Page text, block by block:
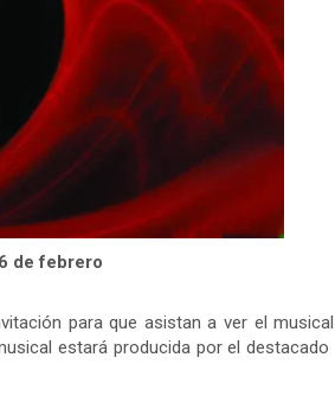
de febrero
para que asistan a ver el musical
estará producida por el destacado